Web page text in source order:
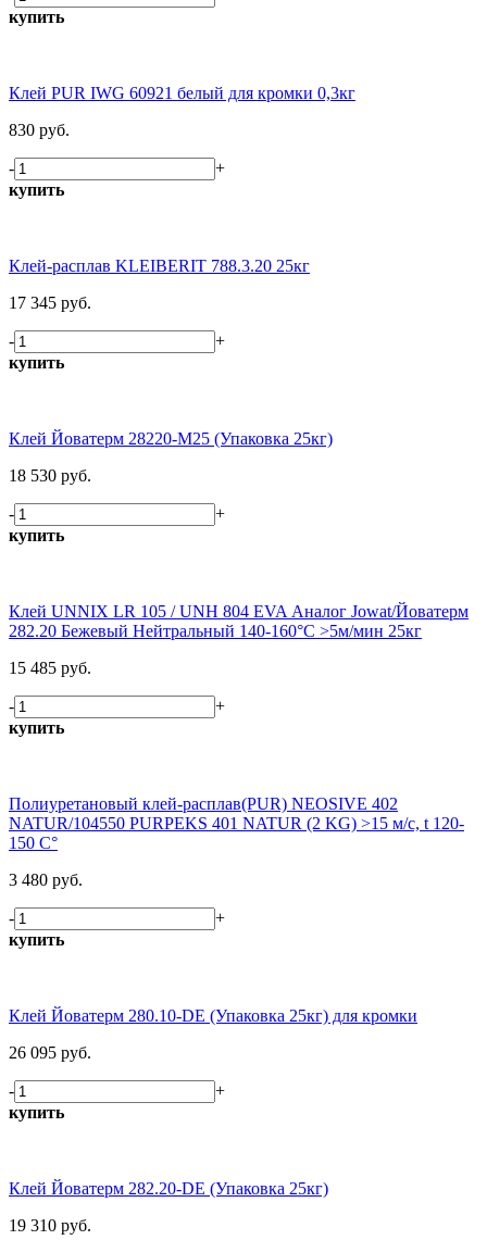
купить
Клей PUR IWG 60921 белый для кромки 0,3кг
830 руб.
-
+
купить
Клей-расплав KLEIBERIT 788.3.20 25кг
17 345 руб.
-
+
купить
Клей Йоватерм 28220-М25 (Упаковка 25кг)
18 530 руб.
-
+
купить
Клей UNNIX LR 105 / UNH 804 EVA Аналог Jowat/Йоватерм
282.20 Бежевый Нейтральный 140-160°С >5м/мин 25кг
15 485 руб.
-
+
купить
Полиуретановый клей-расплав(PUR) NEOSIVE 402
NATUR/104550 PURPEKS 401 NATUR (2 KG) >15 м/c, t 120-
150 C°
3 480 руб.
-
+
купить
Клей Йоватерм 280.10-DE (Упаковка 25кг) для кромки
26 095 руб.
-
+
купить
Клей Йоватерм 282.20-DE (Упаковка 25кг)
19 310 руб.